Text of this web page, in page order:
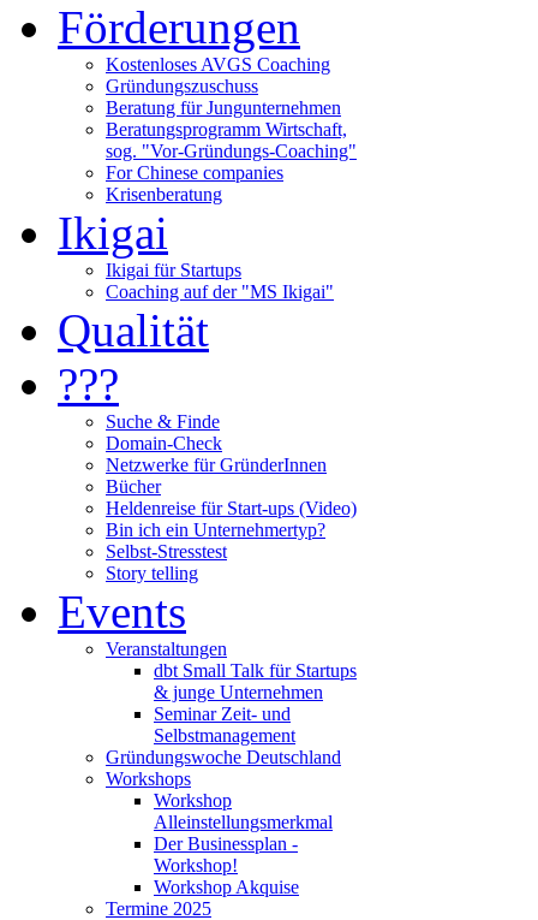
Förderungen
Kostenloses AVGS Coaching
Gründungszuschuss
Beratung für Jungunternehmen
Beratungsprogramm Wirtschaft,
sog. "Vor-Gründungs-Coaching"
For Chinese companies
Krisenberatung
Ikigai
Ikigai für Startups
Coaching auf der "MS Ikigai"
Qualität
???
Suche & Finde
Domain-Check
Netzwerke für GründerInnen
Bücher
Heldenreise für Start-ups (Video)
Bin ich ein Unternehmertyp?
Selbst-Stresstest
Story telling
Events
Veranstaltungen
dbt Small Talk für Startups
& junge Unternehmen
Seminar Zeit- und
Selbstmanagement
Gründungswoche Deutschland
Workshops
Workshop
Alleinstellungsmerkmal
Der Businessplan -
Workshop!
Workshop Akquise
Termine 2025